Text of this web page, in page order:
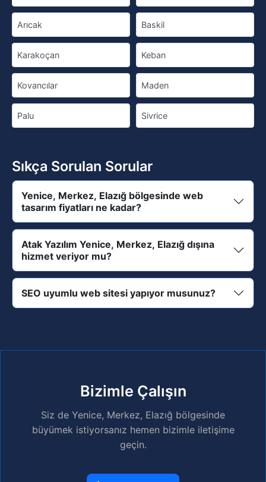
Arıcak Baskil
Karakoçan Keban
Kovancılar Maden
Palu Sivrice
Sıkça Sorulan Sorular
Yenice, Merkez, Elazığ bölgesinde web
tasarım fiyatları ne kadar?
Atak Yazılım Yenice, Merkez, Elazığ dışına
hizmet veriyor mu?
SEO uyumlu web sitesi yapıyor musunuz?
Bizimle Çalışın
Siz de Yenice, Merkez, Elazığ bölgesinde
büyümek istiyorsanız hemen bizimle iletişime
geçin.